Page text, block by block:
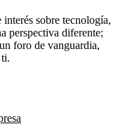
sobre tecnología,
perspectiva diferente;
foro de vanguardia,